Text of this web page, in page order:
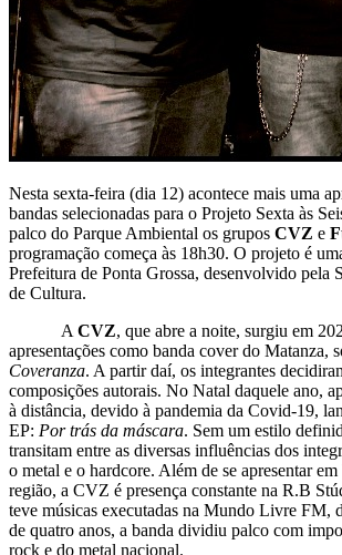
Nesta sexta-feira (dia 12) acontece mais uma
bandas selecionadas para o Projeto Sexta às
palco do Parque Ambiental os grupos CVZ e
programação começa às 18h30. O projeto é
Prefeitura de Ponta Grossa, desenvolvido pela
de Cultura.
A CVZ, que abre a noite, surgiu em
apresentações como banda cover do Matanza,
Coveranza. A partir daí, os integrantes
composições autorais. No Natal daquele ano,
à distância, devido à pandemia da Covid-19,
EP: Por trás da máscara. Sem um estilo
transitam entre as diversas influências dos
o metal e o hardcore. Além de se apresentar em
região, a CVZ é presença constante na R.B
teve músicas executadas na Mundo Livre FM,
de quatro anos, a banda dividiu palco com
rock e do metal nacional.